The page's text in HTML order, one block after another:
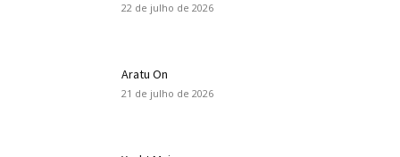
22 de julho de 2026
Aratu On
21 de julho de 2026